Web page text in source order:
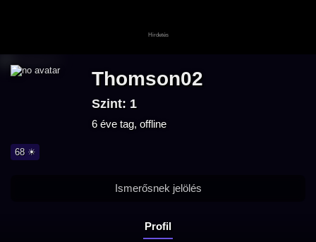
Thomson02
Szint: 1
6 éve tag, offline
68 ☀
Profil
Ismerősnek jelölés